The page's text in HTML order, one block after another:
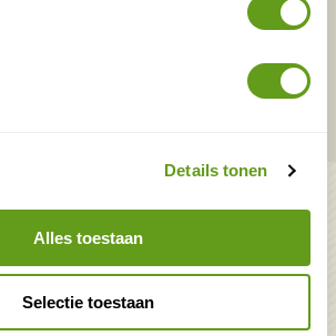
Details tonen
Alles toestaan
Selectie toestaan
Uitrusting
Zoek op reistype
Groepsaccommodaties